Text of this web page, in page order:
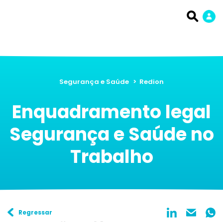
Segurança e Saúde > Redion
Enquadramento legal
Segurança e Saúde no
Trabalho
Regressar